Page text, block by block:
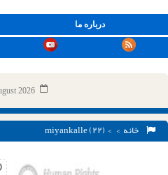
درباره ما
2026
خانه > > miyankalle (۲۲)